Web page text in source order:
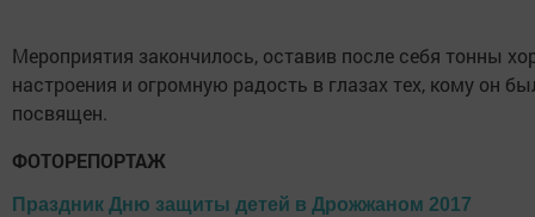
Мероприятия закончилось, оставив после себя тонны
настроения и огромную радость в глазах тех, кому он
посвящен.
ФОТОРЕПОРТАЖ
Праздник Дню защиты детей в Дрожжаном 2017